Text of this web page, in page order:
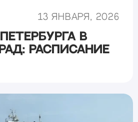
13 января, 2026
в
расписание